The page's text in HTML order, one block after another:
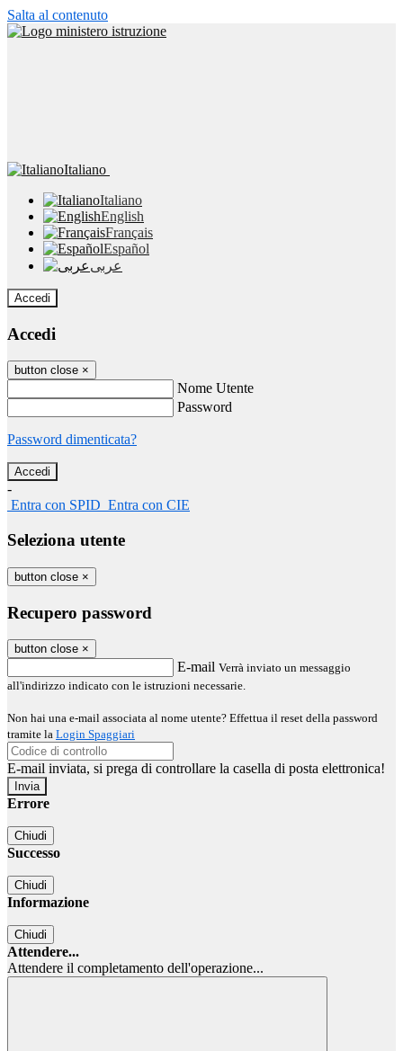
Salta al contenuto
Italiano
Italiano
English
Français
Español
عربى
Accedi
Accedi
button close ×
Nome Utente
Password
Password dimenticata?
-
Entra con SPID Entra con CIE
Seleziona utente
button close ×
Recupero password
button close ×
E-mail Verrà inviato un messaggio
all'indirizzo indicato con le istruzioni necessarie.
Non hai una e-mail associata al nome utente? Effettua il reset della password
tramite la Login Spaggiari
E-mail inviata, si prega di controllare la casella di posta elettronica!
Errore
Chiudi
Successo
Chiudi
Informazione
Chiudi
Attendere...
Attendere il completamento dell'operazione...